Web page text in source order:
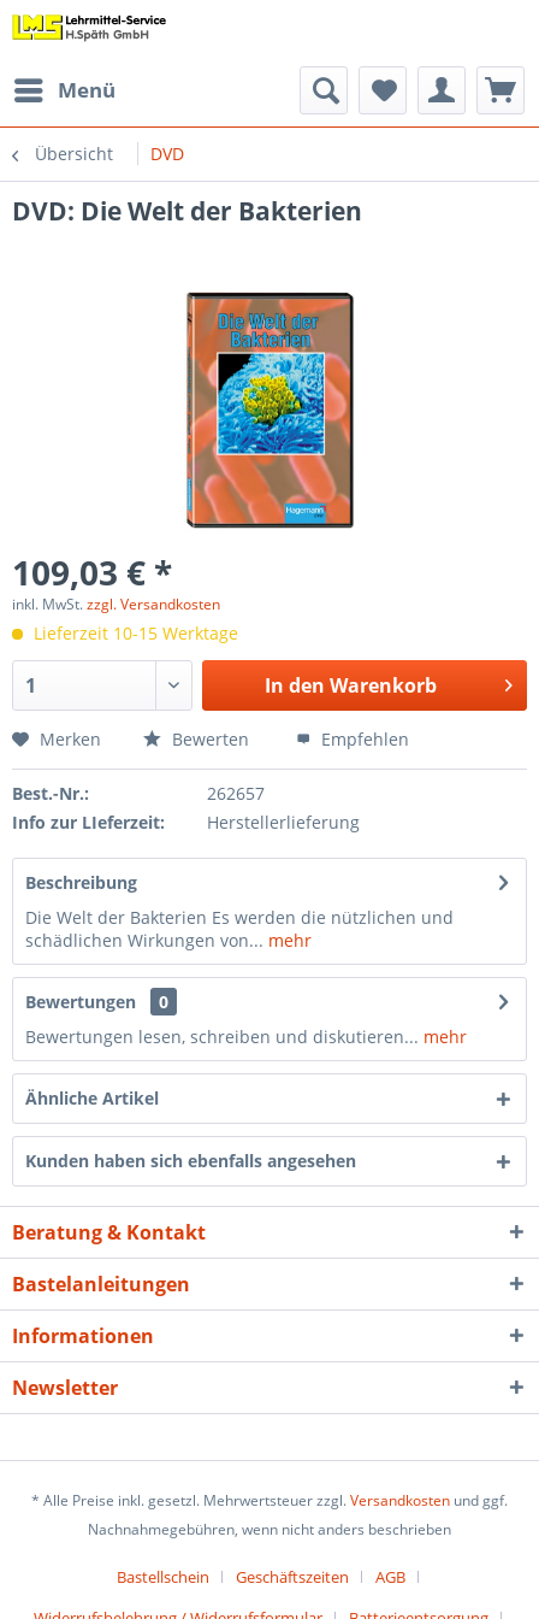
Menü
Übersicht DVD
DVD: Die Welt der Bakterien
109,03 € *
inkl. MwSt.zzgl. Versandkosten
Lieferzeit 10-15 Werktage
In den Warenkorb
Merken Bewerten Empfehlen
Best.-Nr.:
262657
Info zur LIeferzeit:
Herstellerlieferung
Beschreibung
Die Welt der Bakterien Es werden die nützlichen und
schädlichen Wirkungen von... mehr
Bewertungen
0
Bewertungen lesen, schreiben und diskutieren... mehr
Ähnliche Artikel
Kunden haben sich ebenfalls angesehen
Beratung & Kontakt
Bastelanleitungen
Informationen
Newsletter
* Alle Preise inkl. gesetzl. Mehrwertsteuer zzgl.Versandkosten und ggf.
Nachnahmegebühren, wenn nicht anders beschrieben
Bastellschein Geschäftszeiten
AGB